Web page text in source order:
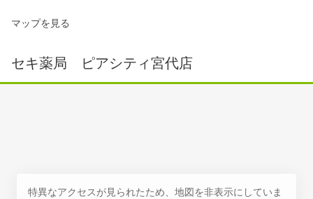
マップを見る
セキ薬局 ピアシティ宮代店
特異なアクセスが見られたため、地図を非表示にしていま